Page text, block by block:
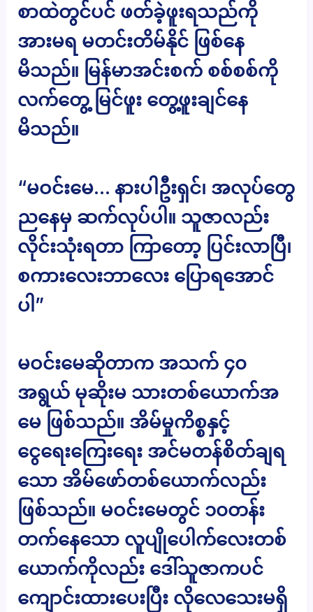
စာထဲတွင်ပင် ဖတ်ခဲ့ဖူးရသည်ကို
အားမရ မတင်းတိမ်နိုင် ဖြစ်နေ
မိသည်။ မြန်မာအင်းစက် စစ်စစ်ကို
လက်တွေ့ မြင်ဖူး တွေ့ဖူးချင်နေ
မိသည်။
“မဝင်းမေ… နားပါဦးရှင်၊ အလုပ်တွေ
ညနေမှ ဆက်လုပ်ပါ။ သူဇာလည်း
လိုင်းသုံးရတာ ကြာတော့ ပြင်းလာပြီ၊
စကားလေးဘာလေး ပြောရအောင်
ပါ”
မဝင်းမေဆိုတာက အသက် ၄၀
အရွယ် မုဆိုးမ သားတစ်ယောက်အ
မေ ဖြစ်သည်။ အိမ်မှုကိစ္စနှင့်
ငွေရေးကြေးရေး အင်မတန်စိတ်ချရ
သော အိမ်ဖော်တစ်ယောက်လည်း
ဖြစ်သည်။ မဝင်းမေတွင် ၁၀တန်း
တက်နေသော လူပျိုပေါက်လေးတစ်
ယောက်ကိုလည်း ဒေါ်သူဇာကပင်
ကျောင်းထားပေးပြီး လိုလေသေးမရှိ